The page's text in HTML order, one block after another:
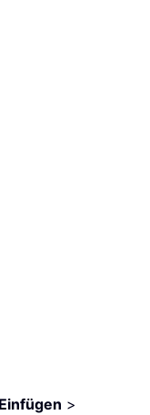
Einfügen >